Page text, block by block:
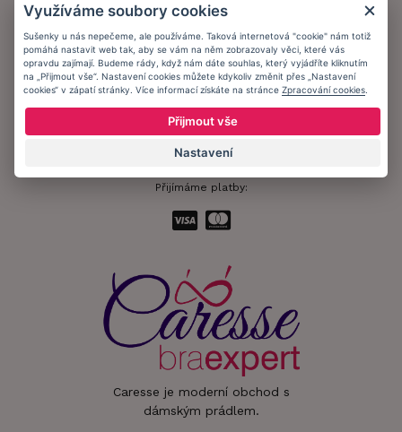
Caresse je moderní obchod s
dámským prádlem.
Ochrana osobních údajů
Informační memorandum
Zůstaňte s námi v kontaktu.
Přijímáme platby:
Využíváme soubory cookies
Sušenky u nás nepečeme, ale používáme. Taková internetová "cookie" nám totiž
pomáhá nastavit web tak, aby se vám na něm zobrazovaly věci, které vás
opravdu zajímají. Budeme rády, když nám dáte souhlas, který vyjádříte kliknutím
na „Přijmout vše“. Nastavení cookies můžete kdykoliv změnit přes „Nastavení
cookies“ v zápatí stránky. Více informací získáte na stránce Zpracování cookies
Přijmout vše
Nastavení